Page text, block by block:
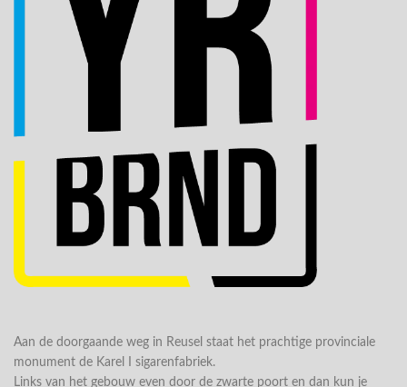
Aan de doorgaande weg in Reusel staat het prachtige provinciale
monument de Karel I sigarenfabriek.
Links van het gebouw even door de zwarte poort en dan kun je